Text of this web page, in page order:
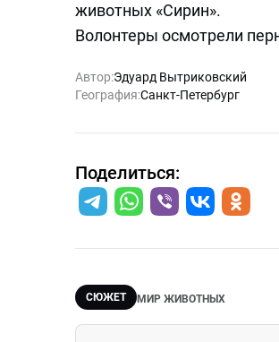
животных «Сирин».
Волонтеры осмотрели
Автор:Эдуард Вытриковский
География:Санкт-Петербург
Поделиться:
СЮЖЕТ МИР ЖИВОТНЫХ